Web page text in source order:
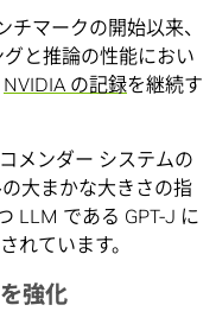
マークの開始以来、
と推論の性能におい
NVIDIA の記録を継続す
メンダー システムの
大まかな大きさの指
LLM である GPT-J に
れています。
強化